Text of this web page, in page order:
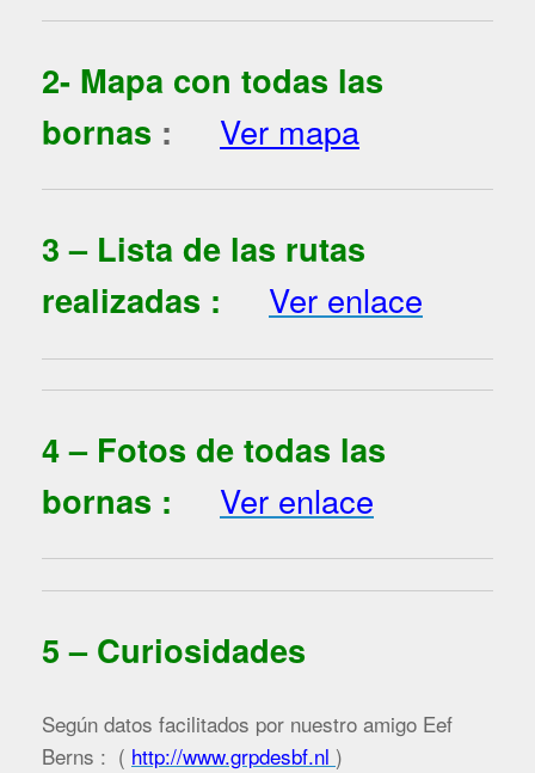
2- Mapa con todas las
bornas : Ver mapa
3 – Lista de las rutas
realizadas :
Ver enlace
4 – Fotos de todas las
bornas :
Ver enlace
5 – Curiosidades
Según datos facilitados por nuestro amigo Eef
Berns : ( http://www.grpdesbf.nl )